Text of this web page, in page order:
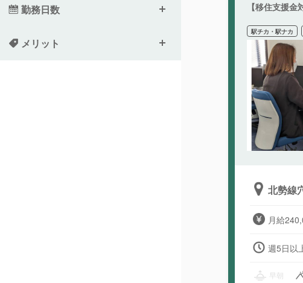
【移住支援
駅チカ・駅ナカ
北勢線
月給
週5日以
早朝
勤務日数
メリット